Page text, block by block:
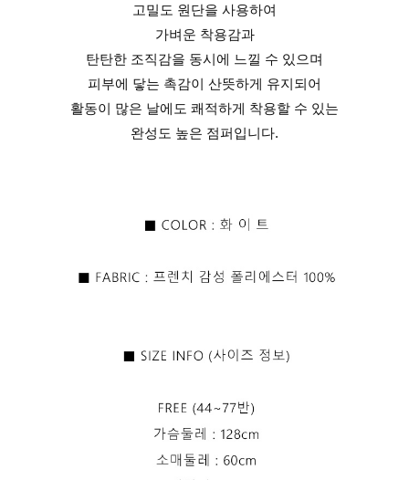
고밀도 원단을 사용하여
가벼운 착용감과
탄탄한 조직감을 동시에 느낄 수 있으며
피부에 닿는 촉감이 산뜻하게 유지되어
활동이 많은 날에도 쾌적하게 착용할 수 있는